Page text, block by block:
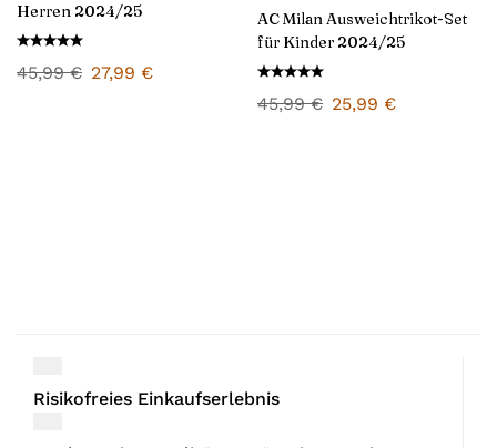
Herren 2024/25
45,99€ 27,99 €
AC Milan Ausweichtrikot-Set
für Kinder 2024/25
45,99€ 25,99 €
Risikofreies Einkaufserlebnis